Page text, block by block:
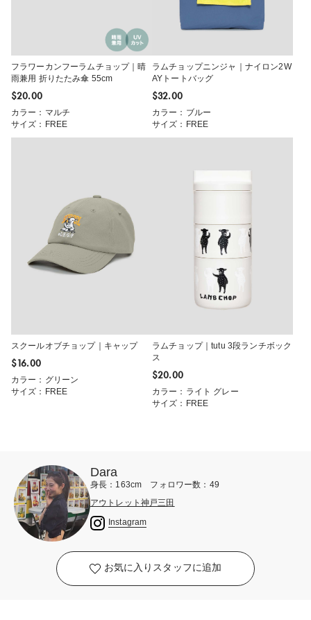
フラワーカンフーラムチョップ｜晴
雨兼用 折りたたみ傘 55cm
$‌20.00
カラー：マルチ
サイズ：FREE
ラムチョップニンジャ｜ナイロン2W
AYトートバッグ
$‌32.00
カラー：ブルー
サイズ：FREE
スクールオブチョップ｜キャップ
$‌16.00
カラー：グリーン
サイズ：FREE
ラムチョップ｜tutu 3段ランチボック
ス
$‌20.00
カラー：ライト グレー
サイズ：FREE
Dara
身長：163cm フォロワー数：49
アウトレット神戸三田
Instagram
お気に入りスタッフに追加